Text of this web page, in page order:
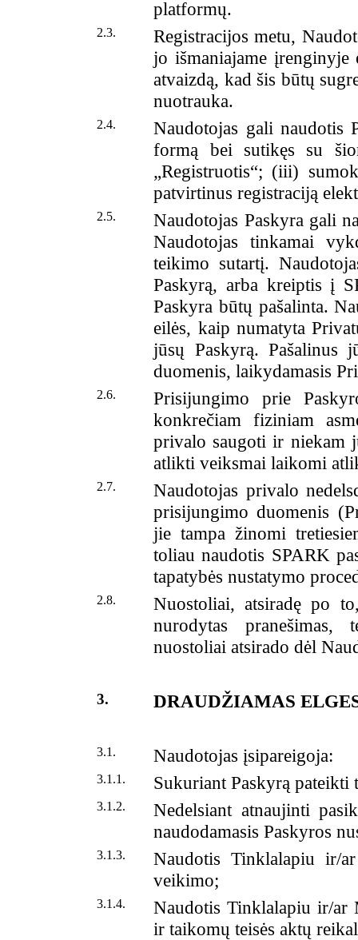
platformų.
2.3.
Registracijos metu,
jo išmaniajame įrenginyje
atvaizdą, kad šis būtų
nuotrauka.
2.4.
Naudotojas gali naudotis
formą bei sutikęs su
„Registruotis“; (iii)
patvirtinus registraciją
2.5.
Naudotojas Paskyra gali
Naudotojas tinkamai
teikimo sutartį.
Paskyrą, arba kreiptis į
Paskyra būtų pašalinta.
eilės, kaip numatyta
jūsų Paskyrą. Pašalinus
duomenis, laikydamasis
2.6.
Prisijungimo prie
konkrečiam fiziniam
privalo saugoti ir niekam
atlikti veiksmai laikomi
2.7.
Naudotojas privalo
prisijungimo duomenis
jie tampa žinomi
toliau naudotis SPARK
tapatybės nustatymo
2.8.
Nuostoliai, atsiradę po
nurodytas
nuostoliai atsirado dėl
3. DRAUDŽIAMAS
3.1. Naudotojas įsipareigoja:
3.1.1. Sukuriant Paskyrą
3.1.2.
Nedelsiant atnaujinti
naudodamasis Paskyros
3.1.3.
Naudotis Tinklalapiu ir/
veikimo;
3.1.4.
Naudotis Tinklalapiu ir/ar
ir taikomų teisės aktų